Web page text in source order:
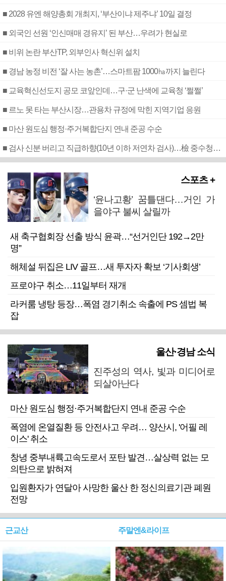
■ 2028 유엔 해양총회 개최지, ‘부산이냐 제주냐’ 10일 결정
■ 외국인 선원 ‘인신매매 경유지’ 된 부산…우려가 현실로
■ 비위 논란 부산TP, 외부인사 혁신위 설치
■ 경남 농정 비전 ‘잘 사는 농촌’…스마트팜 1000㏊까지 늘린다
■ 교육혁신선도지 공모 코앞인데…구·군 난색에 교육청 ‘쩔쩔’
■ 르노 못 타는 부산시장…관용차 규정에 막힌 지역기업 응원
■ 마산 원도심 행정·주거복합단지 연내 준공 수순
■ 검사 신분 버리고 직급하향(10년 이하 저연차 검사)…檢 중수청행 기피
스포츠 +
‘윤나고황’ 꿈틀댄다…거인 가
을야구 불씨 살릴까
새 축구협회장 선출 방식 윤곽…“선거인단 192→2만
명”
해체설 뒤집은 LIV 골프…새 투자자 확보 ‘기사회생’
프로야구 취소…11일부터 재개
라커룸 냉탕 등장…폭염 경기취소 속출에 PS 셈법 복
잡
울산·경남 소식
진주성의 역사, 빛과 미디어로
되살아난다
마산 원도심 행정·주거복합단지 연내 준공 수순
폭염에 온열질환 등 안전사고 우려… 양산시, '어필 레
이스' 취소
창녕 중부내륙고속도로서 포탄 발견…살상력 없는 모
의탄으로 밝혀져
입원환자가 연달아 사망한 울산 한 정신의료기관 폐원
전망
근교산 주말엔&라이프